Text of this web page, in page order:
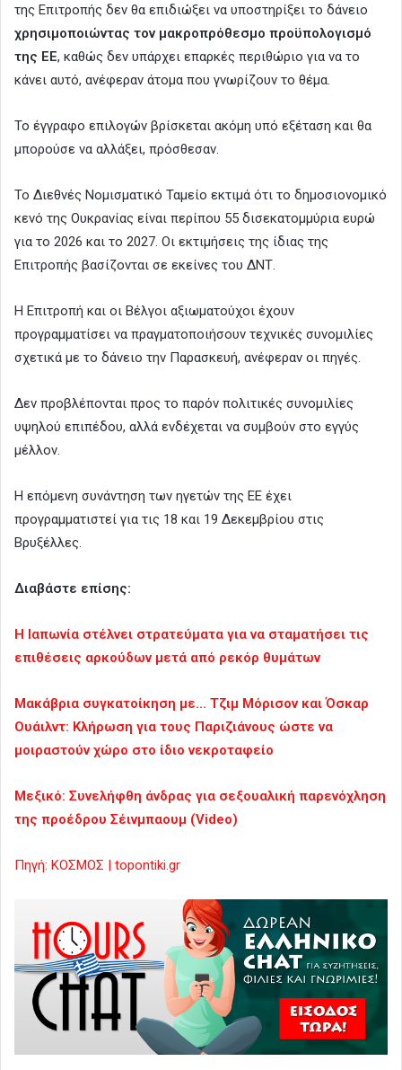
της Επιτροπής δεν θα επιδιώξει να υποστηρίξει το δάνειο
χρησιμοποιώντας τον μακροπρόθεσμο προϋπολογισμό
της ΕΕ, καθώς δεν υπάρχει επαρκές περιθώριο για να το
κάνει αυτό, ανέφεραν άτομα που γνωρίζουν το θέμα.
Το έγγραφο επιλογών βρίσκεται ακόμη υπό εξέταση και θα
μπορούσε να αλλάξει, πρόσθεσαν.
Το Διεθνές Νομισματικό Ταμείο εκτιμά ότι το δημοσιονομικό
κενό της Ουκρανίας είναι περίπου 55 δισεκατομμύρια ευρώ
για το 2026 και το 2027. Οι εκτιμήσεις της ίδιας της
Επιτροπής βασίζονται σε εκείνες του ΔΝΤ.
Η Επιτροπή και οι Βέλγοι αξιωματούχοι έχουν
προγραμματίσει να πραγματοποιήσουν τεχνικές συνομιλίες
σχετικά με το δάνειο την Παρασκευή, ανέφεραν οι πηγές.
Δεν προβλέπονται προς το παρόν πολιτικές συνομιλίες
υψηλού επιπέδου, αλλά ενδέχεται να συμβούν στο εγγύς
μέλλον.
Η επόμενη συνάντηση των ηγετών της ΕΕ έχει
προγραμματιστεί για τις 18 και 19 Δεκεμβρίου στις
Βρυξέλλες.
Διαβάστε επίσης:
Η Ιαπωνία στέλνει στρατεύματα για να σταματήσει τις
επιθέσεις αρκούδων μετά από ρεκόρ θυμάτων
Μακάβρια συγκατοίκηση με… Τζιμ Μόρισον και Όσκαρ
Ουάιλντ: Κλήρωση για τους Παριζιάνους ώστε να
μοιραστούν χώρο στο ίδιο νεκροταφείο
Μεξικό: Συνελήφθη άνδρας για σεξουαλική παρενόχληση
της προέδρου Σέινμπαουμ (Video)
Πηγή: ΚΟΣΜΟΣ | topontiki.gr